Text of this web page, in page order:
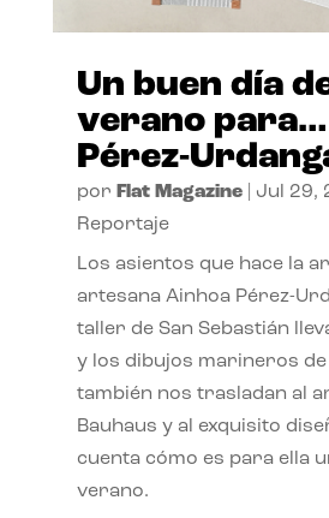
Un buen día
verano
Pérez-
por Flat Magazine| Jul 29,
Reportaje
Los asientos que hace la
artesana Ainhoa Pérez-
taller de San Sebastián
y los dibujos marineros
también nos trasladan al
Bauhaus y al exquisito
cuenta cómo es para ella
verano.